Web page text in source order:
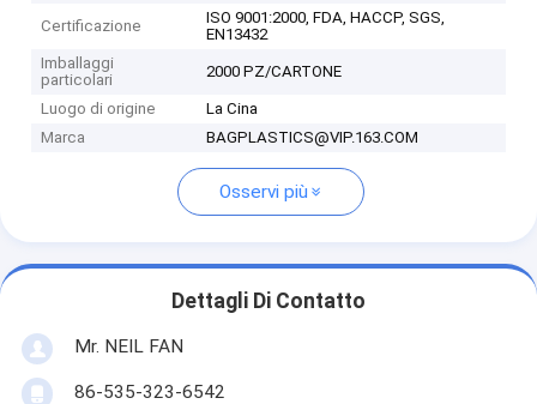
Certificazione
ISO 9001:2000, FDA, HACCP, SGS,
EN13432
Imballaggi
particolari
2000 PZ/CARTONE
Luogo di origine
La Cina
Marca
BAGPLASTICS@VIP.163.COM
Osservi più
Dettagli Di Contatto
Mr. NEIL FAN
86-535-323-6542